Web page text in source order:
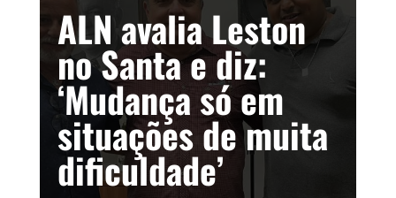
ALN avalia Leston
no Santa e diz:
‘Mudança só em
situações de muita
dificuldade’